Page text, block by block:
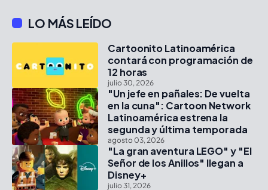
LO MÁS LEÍDO
Cartoonito Latinoamérica
contará con programación de
12 horas
julio 30, 2026
"Un jefe en pañales: De vuelta
en la cuna": Cartoon Network
Latinoamérica estrena la
segunda y última temporada
agosto 03, 2026
"La gran aventura LEGO" y "El
Señor de los Anillos" llegan a
Disney+
julio 31, 2026